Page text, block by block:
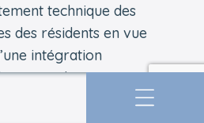
technique des
des résidents en vue
intégration
centre de soins